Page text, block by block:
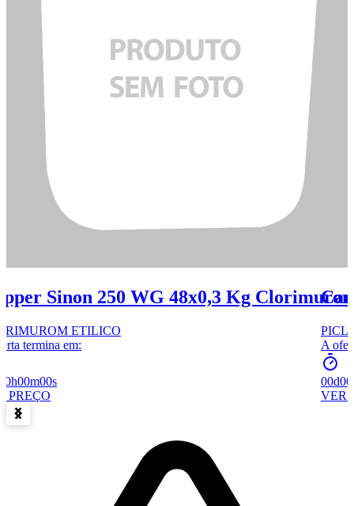
Sinon 250 WG 48x0,3 Kg
ETILICO
termina em:
00m00s
PREÇO
A
00d
VER
Item